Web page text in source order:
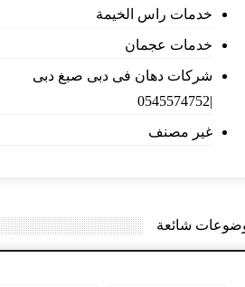
خدمات راس الخيمة
خدمات عجمان
شركات دهان فى دبى صبغ دبى
|0545574752
غير مصنف
شائعة